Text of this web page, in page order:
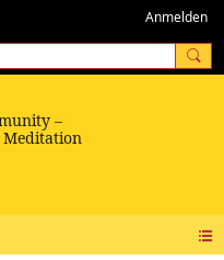
Anmelden